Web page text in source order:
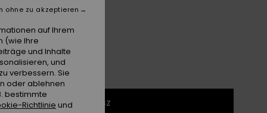
1SZ
auf Ihrem
(wie Ihre
und Inhalte
und
verbessern. Sie
oder ablehnen
bestimmte
Richtlinie und
ohne zu akzeptieren